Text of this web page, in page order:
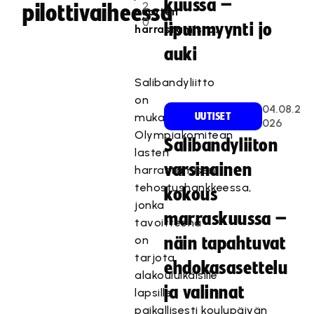
pilottivaiheessa
2
0
nuorten
harrastamista.
Salibandyliitto
on
mukana
Olympiakomitean
lasten
harrastamisen
tehostushankkeessa,
jonka
tavoitteena
on
tarjota
alakouluikäisille
lapsille
paikallisestikoulupäivän
kuussa –
lipunmyynti jo
auki
UUTISET
04.08.2
026
Salibandyliiton
varsinainen
kokous
marraskuussa –
näin tapahtuvat
ehdokasasettelu
ja valinnat